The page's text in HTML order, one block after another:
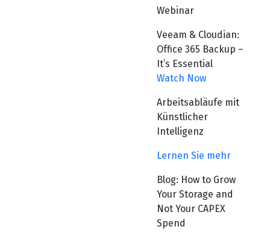
Webinar
Veeam & Cloudian:
Office 365 Backup –
It’s Essential
Watch Now
Arbeitsabläufe mit
Künstlicher
Intelligenz
Lernen Sie mehr
Blog: How to Grow
Your Storage and
Not Your CAPEX
Spend